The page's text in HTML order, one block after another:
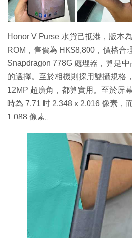
Honor V Purse 水貨己抵港，版本
ROM，售價為 HK$8,800，價格合
Snapdragon 778G 處理器，算是
的選擇。至於相機則採用雙攝規格
12MP 超廣角，都算實用。至於屏
時為 7.71 吋 2,348 x 2,016 像素，
1,088 像素。